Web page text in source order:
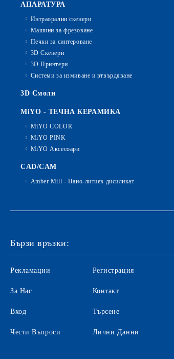
АПАРАТУРА
Интраорални скенери
Машини за фрезоване
Печки за синтероване
3D Скенери
3D Принтери
Системи за измиване и втвърдяване
3D Смоли
MiYO - ТЕЧНА КЕРАМИКА
MiYO COLOR
MiYO PINK
MiYO Аксесоари
CAD/CAM
Amber Mill - Нано-литиев дисиликат
Бързи връзки:
Рекламации
За Нас
Вход
Чести Въпроси
Регистрация
Контакт
Търсене
Лични Данни